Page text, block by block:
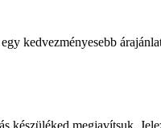
kedvezményesebb
készüléked megjavítsuk.